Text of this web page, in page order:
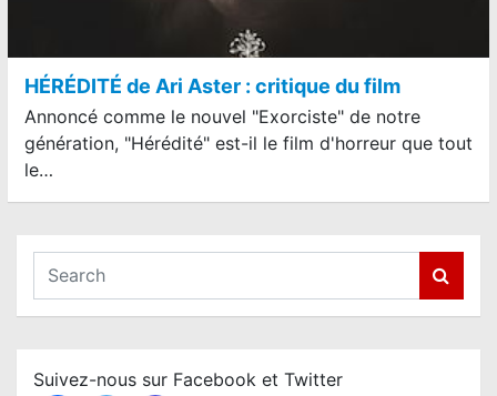
HÉRÉDITÉ de Ari Aster : critique du film
Annoncé comme le nouvel "Exorciste" de notre
génération, "Hérédité" est-il le film d'horreur que tout
le…
a
c
Suivez-nous sur Facebook et Twitter